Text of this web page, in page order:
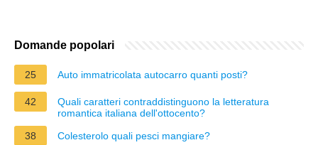
Domande popolari
25 Auto immatricolata autocarro quanti posti?
42
Quali caratteri contraddistinguono la letteratura
romantica italiana dell'ottocento?
38
Colesterolo quali pesci mangiare?